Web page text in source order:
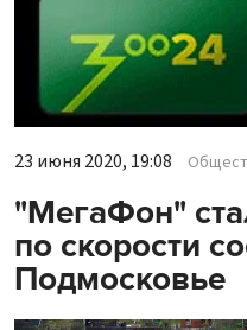
23 июня 2020, 19:08
"МегаФон"
по скорости
Подмосковье